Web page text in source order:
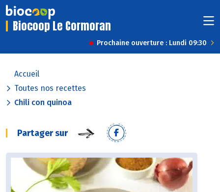
Biocoop Le Cormoran
Prochaine ouverture : Lundi 09:30
Accueil
Toutes nos recettes
Chili con quinoa
Partager sur